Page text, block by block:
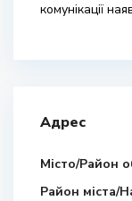
комунікації
Адрес
Місто/Район
Район міста/